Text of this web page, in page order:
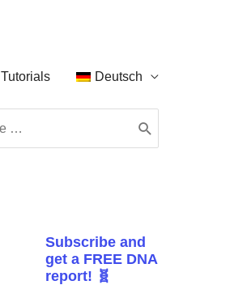
Tutorials Deutsch
Subscribe and
get a FREE DNA
report! 🧬